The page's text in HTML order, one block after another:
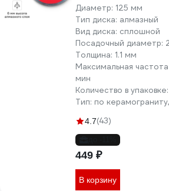
Диаметр: 125 мм
Тип диска: алмазный
Вид диска: сплошной
Посадочный диаметр:
Толщина: 1.1 мм
Максимальная
мин
Количество в упаковке:
Тип: по
4.7(43)
449 ₽
В корзину